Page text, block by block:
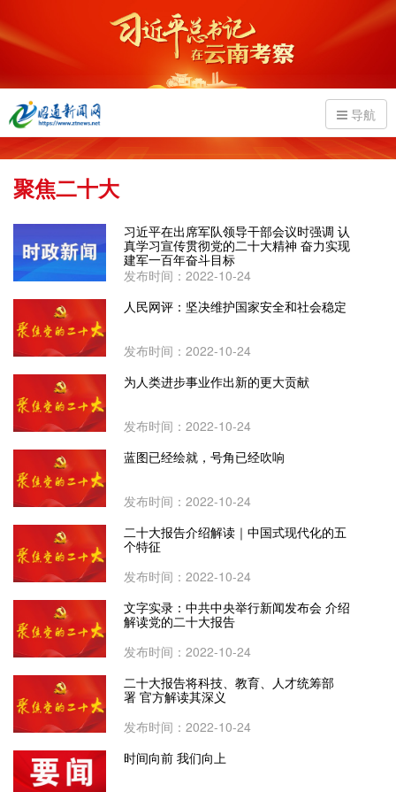
导航
聚焦二十大
习近平在出席军队领导干部会议时强调 认
真学习宣传贯彻党的二十大精神 奋力实现
建军一百年奋斗目标
发布时间：2022-10-24
人民网评：坚决维护国家安全和社会稳定
发布时间：2022-10-24
为人类进步事业作出新的更大贡献
发布时间：2022-10-24
蓝图已经绘就，号角已经吹响
发布时间：2022-10-24
二十大报告介绍解读｜中国式现代化的五
个特征
发布时间：2022-10-24
文字实录：中共中央举行新闻发布会 介绍
解读党的二十大报告
发布时间：2022-10-24
二十大报告将科技、教育、人才统筹部
署 官方解读其深义
发布时间：2022-10-24
时间向前 我们向上